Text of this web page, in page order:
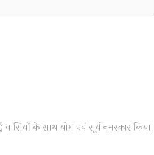
वासियों के साथ योग एवं सूर्य नमस्कार किया।